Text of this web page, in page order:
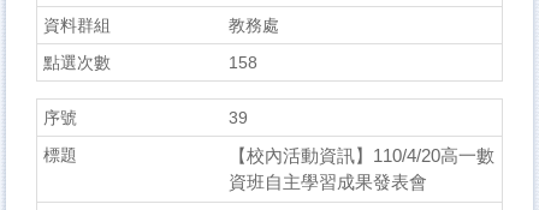
教務處
158
39
【校內活動資訊】110/4/20高一數
資班自主學習成果發表會